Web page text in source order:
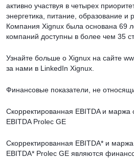
активно участвуя в четырех
энергетика, питание, образование и
Компания Xignux была основана 69
компаний доступны в более чем 35
Узнайте больше о Xignux на сайте
за нами в LinkedIn Xignux.
Финансовые показатели, не
Скорректированная EBITDA и маржа
EBITDA Prolec GE
Скорректированная EBITDA* и
EBITDA* Prolec GE являются